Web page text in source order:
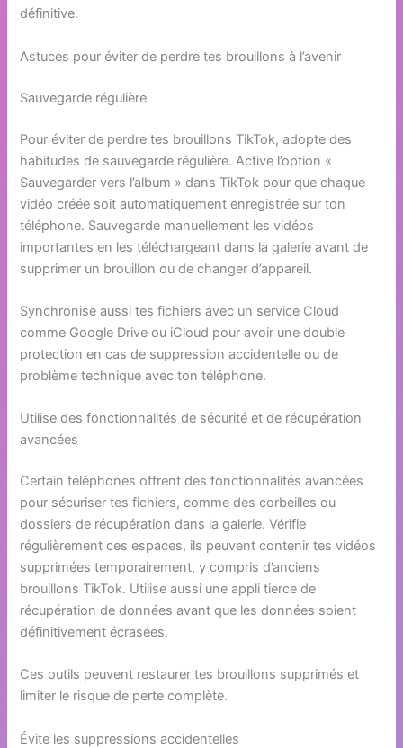
définitive.
Astuces pour éviter de perdre tes brouillons à l’avenir
Sauvegarde régulière
Pour éviter de perdre tes brouillons TikTok, adopte des
habitudes de sauvegarde régulière. Active l’option «
Sauvegarder vers l’album » dans TikTok pour que chaque
vidéo créée soit automatiquement enregistrée sur ton
téléphone. Sauvegarde manuellement les vidéos
importantes en les téléchargeant dans la galerie avant de
supprimer un brouillon ou de changer d’appareil.
Synchronise aussi tes fichiers avec un service Cloud
comme Google Drive ou iCloud pour avoir une double
protection en cas de suppression accidentelle ou de
problème technique avec ton téléphone.
Utilise des fonctionnalités de sécurité et de récupération
avancées
Certain téléphones offrent des fonctionnalités avancées
pour sécuriser tes fichiers, comme des corbeilles ou
dossiers de récupération dans la galerie. Vérifie
régulièrement ces espaces, ils peuvent contenir tes vidéos
supprimées temporairement, y compris d’anciens
brouillons TikTok. Utilise aussi une appli tierce de
récupération de données avant que les données soient
définitivement écrasées.
Ces outils peuvent restaurer tes brouillons supprimés et
limiter le risque de perte complète.
Évite les suppressions accidentelles